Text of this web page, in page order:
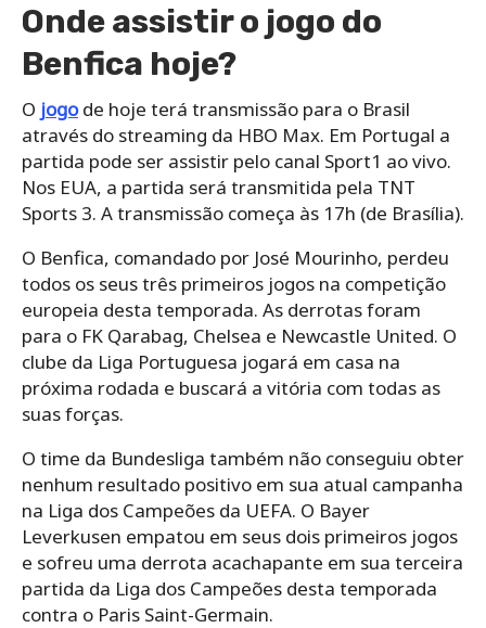
Onde assistir o jogo do
Benfica hoje?
O jogode hoje terá transmissão para o Brasil
através do streaming da HBO Max. Em Portugal a
partida pode ser assistir pelo canal Sport1 ao vivo.
Nos EUA, a partida será transmitida pela TNT
Sports 3. A transmissão começa às 17h (de Brasília).
O Benfica, comandado por José Mourinho, perdeu
todos os seus três primeiros jogos na competição
europeia desta temporada. As derrotas foram
para o FK Qarabag, Chelsea e Newcastle United. O
clube da Liga Portuguesa jogará em casa na
próxima rodada e buscará a vitória com todas as
suas forças.
O time da Bundesliga também não conseguiu obter
nenhum resultado positivo em sua atual campanha
na Liga dos Campeões da UEFA. O Bayer
Leverkusen empatou em seus dois primeiros jogos
e sofreu uma derrota acachapante em sua terceira
partida da Liga dos Campeões desta temporada
contra o Paris Saint-Germain.